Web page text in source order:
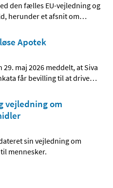
den fælles EU-vejledning og
herunder et afsnit om…
Apotek
maj 2026 meddelt, at Siva
får bevilling til at drive…
vejledning om
sin vejledning om
mennesker.